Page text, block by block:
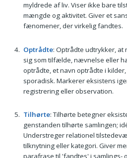
myldrede af liv. Viser ikke bare
mængde og aktivitet. Giver et
fænomener, der virkelig fandtes.
Optrådte: Optrådte udtrykker, at
sig som tilfælde, nævnelse eller
optrådte, et navn optrådte i
sporadisk. Marker­er eksistens
registrering eller observation.
Tilhørte: Tilhørte betegner
genstanden tilhørte samlingen;
Understreger relationel
tilknytning eller kategori. Giver
parafrase til 'fandtes' i samlings-